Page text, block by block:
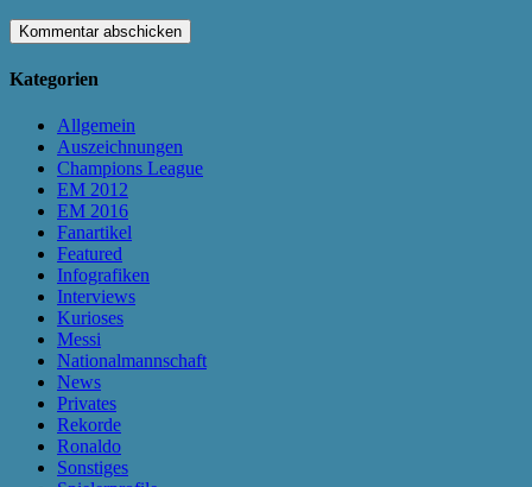
Kategorien
Allgemein
Auszeichnungen
Champions League
EM 2012
EM 2016
Fanartikel
Featured
Infografiken
Interviews
Kurioses
Messi
Nationalmannschaft
News
Privates
Rekorde
Ronaldo
Sonstiges